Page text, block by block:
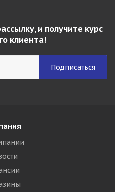
и получите курс
клиента!